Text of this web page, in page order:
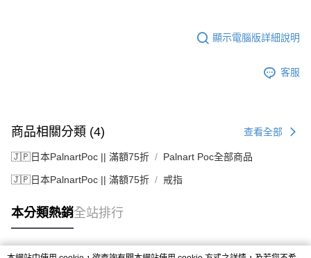
顯示電腦版詳細說明
客服
商品相關分類 (4) 查看全部
🇯🇵日本PalnartPoc || 滿額75折 Palnart Poc全部商品
🇯🇵日本PalnartPoc || 滿額75折 戒指
本分類熱銷全站排行